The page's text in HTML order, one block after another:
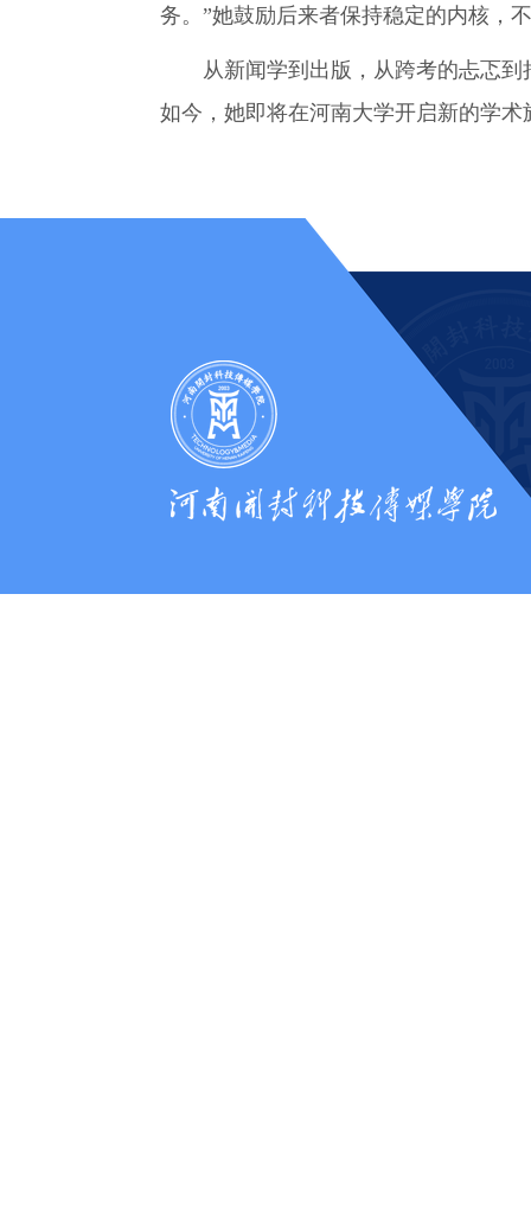
务。”她鼓励后来者保持稳定的内核，
从新闻学到出版，从跨考的忐忑到
如今，她即将在河南大学开启新的学